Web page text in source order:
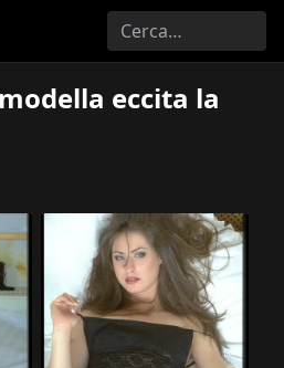
eccita la